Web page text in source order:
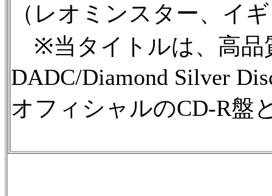
（レオミンスター、イ
※当タイトルは、高品
DADC/Diamond Silver
オフィシャルのCD-R盤